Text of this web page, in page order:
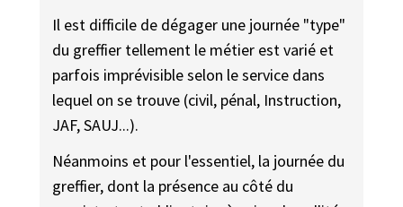
Il est difficile de dégager une journée "type"
du greffier tellement le métier est varié et
parfois imprévisible selon le service dans
lequel on se trouve (civil, pénal, Instruction,
JAF, SAUJ...).
Néanmoins et pour l'essentiel, la journée du
greffier, dont la présence au côté du